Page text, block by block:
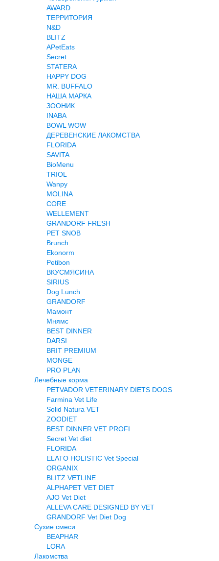
AWARD
ТЕРРИТОРИЯ
N&D
BLITZ
APetEats
Secret
STATERA
HAPPY DOG
MR. BUFFALO
НАША МАРКА
ЗООНИК
INABA
BOWL WOW
ДЕРЕВЕНСКИЕ ЛАКОМСТВА
FLORIDA
SAVITA
BioMenu
TRIOL
Wanpy
MOLINA
CORE
WELLEMENT
GRANDORF FRESH
PET SNOB
Brunch
Ekonorm
Petibon
ВКУСМЯСИНА
SIRIUS
Dog Lunch
GRANDORF
Мамонт
Мнямс
BEST DINNER
DARSI
BRIT PREMIUM
MONGE
PRO PLAN
Лечебные корма
PETVADOR VETERINARY DIETS DOGS
Farmina Vet Life
Solid Natura VET
ZOODIET
BEST DINNER VET PROFI
Secret Vet diet
FLORIDA
ELATO HOLISTIC Vet Special
ORGANIX
BLITZ VETLINE
ALPHAPET VET DIET
AJO Vet Diet
ALLEVA CARE DESIGNED BY VET
GRANDORF Vet Diet Dog
Сухие смеси
BEAPHAR
LORA
Лакомства